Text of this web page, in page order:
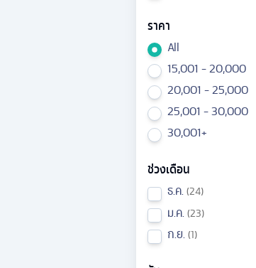
ราคา
All
15,001 - 20,000
20,001 - 25,000
25,001 - 30,000
30,001+
ช่วงเดือน
ธ.ค. 24
ม.ค. 23
ก.ย. 1